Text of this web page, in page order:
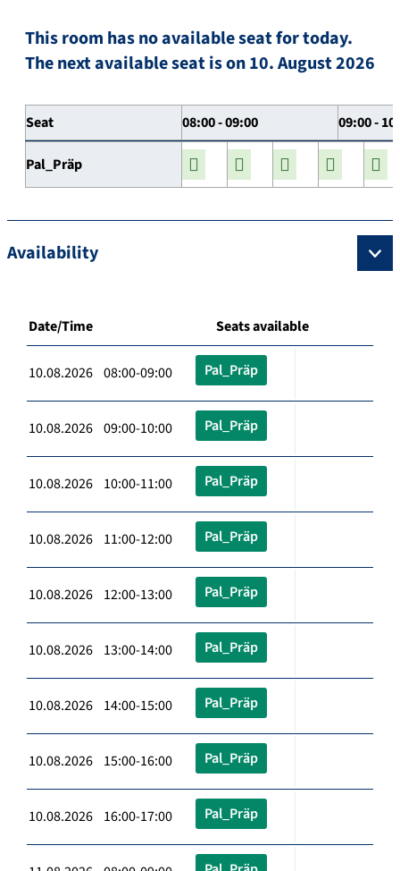
This room has no available seat for today.
The next available seat is on 10. August 2026
Seat 08:00 - 09:00 09:00 -
Pal_Präp
Availability
Date/Time Seats available
10.08.2026 08:00-09:00 Pal_Präp
10.08.2026 09:00-10:00 Pal_Präp
10.08.2026 10:00-11:00 Pal_Präp
10.08.2026 11:00-12:00 Pal_Präp
10.08.2026 12:00-13:00 Pal_Präp
10.08.2026 13:00-14:00 Pal_Präp
10.08.2026 14:00-15:00 Pal_Präp
10.08.2026 15:00-16:00 Pal_Präp
10.08.2026 16:00-17:00 Pal_Präp